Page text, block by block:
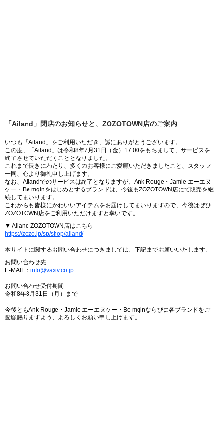
「Ailand」閉店のお知らせと、ZOZOTOWN店のご案内
いつも「Ailand」をご利用いただき、誠にありがとうございます。
この度、「Ailand」は令和8年7月31日（金）17:00をもちまして、サービスを
終了させていただくこととなりました。
これまで長きにわたり、多くのお客様にご愛顧いただきましたこと、スタッフ
一同、心より御礼申し上げます。
なお、Ailandでのサービスは終了となりますが、Ank Rouge・Jamie エーエヌ
ケー・Be mqinをはじめとするブランドは、今後もZOZOTOWN店にて販売を継
続してまいります。
これからも皆様にかわいいアイテムをお届けしてまいりますので、今後はぜひ
ZOZOTOWN店をご利用いただけますと幸いです。
▼ Ailand ZOZOTOWN店はこちら
https://zozo.jp/sp/shop/ailand/
本サイトに関するお問い合わせにつきましては、下記までお願いいたします。
お問い合わせ先
E-MAIL： info@vaxiv.co.jp
お問い合わせ受付期間
令和8年8月31日（月）まで
今後ともAnk Rouge・Jamie エーエヌケー・Be mqinならびに各ブランドをご
愛顧賜りますよう、よろしくお願い申し上げます。